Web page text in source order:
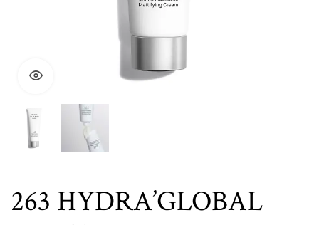
263 HYDRA’GLOBAL